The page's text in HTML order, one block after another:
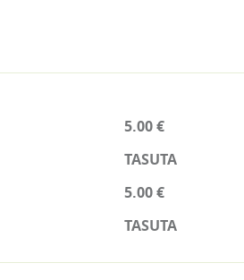
5.00 €
TASUTA
5.00 €
TASUTA